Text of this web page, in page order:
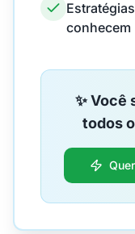
conhecem
✨ Você
todos